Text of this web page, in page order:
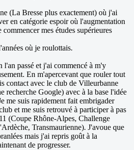
(La Bresse plus exactement) où j'ai
en catégorie espoir où l'augmentation
mes études supérieures
où je roulottais.
l'an passé et j'ai commencé à m'y
En m'apercevant que rouler tout
contact avec le club de Villeurbanne
recherche Google) avec à la base l'idée
me suis rapidement fait embrigader
et me suis retrouvé à participer à pas
(Coupe Rhône-Alpes, Challenge
Transmaurienne). J'avoue que
mais j'ai repris goût à la
de progresser.